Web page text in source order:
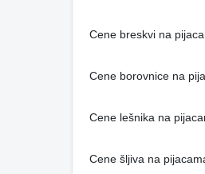
Cene breskvi na
Cene borovnice na
Cene lešnika na
Cene šljiva na